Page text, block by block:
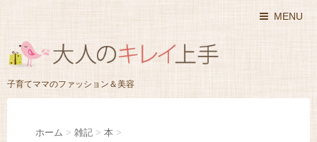
MENU
子育てママのファッション＆美容
ホーム > 雑記 > 本 >